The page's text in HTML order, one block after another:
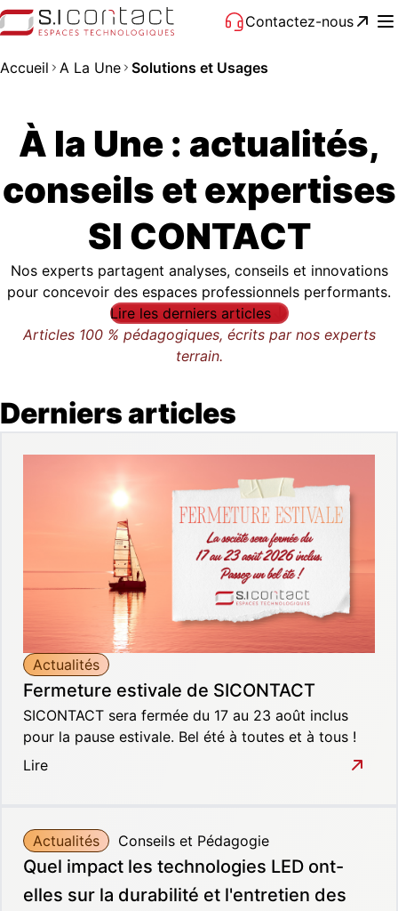
Contactez-nous
Accueil A La Une Solutions et Usages
À la Une : actualités,
conseils et expertises
SI CONTACT
Nos experts partagent analyses, conseils et innovations
pour concevoir des espaces professionnels performants.
Lire les derniers articles
Articles 100 % pédagogiques, écrits par nos experts
terrain.
Derniers articles
Actualités
Fermeture estivale de SICONTACT
SICONTACT sera fermée du 17 au 23 août inclus
pour la pause estivale. Bel été à toutes et à tous !
Lire
Actualités Conseils et Pédagogie
Quel impact les technologies LED ont-
elles sur la durabilité et l'entretien des